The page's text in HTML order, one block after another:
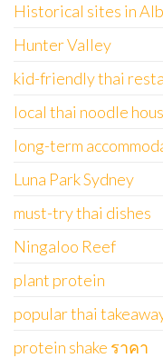
Historical sites in
Hunter Valley
kid-friendly thai
local thai noodle
long-term
Luna Park Sydney
must-try thai dishes
Ningaloo Reef
plant protein
popular thai
protein shake ราคา